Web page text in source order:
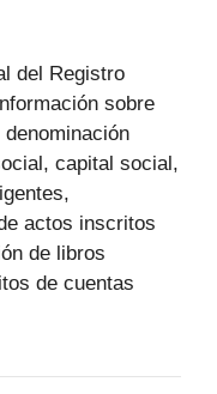
del Registro
sobre
capital social,
actos inscritos
de libros
de cuentas